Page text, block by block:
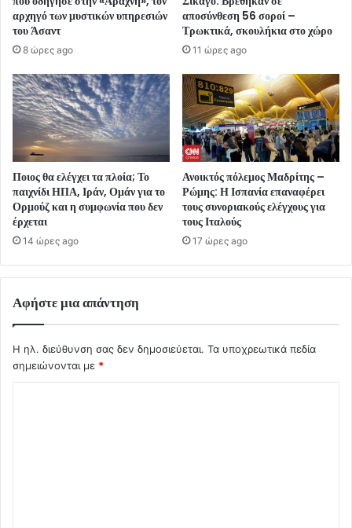
αρχηγό των μυστικών υπηρεσιών
του Άσαντ
8 ώρες ago
αποσύνθεση 56 σοροί –
Τρωκτικά, σκουλήκια στο χώρο
11 ώρες ago
Ποιος θα ελέγχει τα πλοία; Το
παιχνίδι ΗΠΑ, Ιράν, Ομάν για το
Ορμούζ και η συμφωνία που δεν
έρχεται
14 ώρες ago
Ανοικτός πόλεμος Μαδρίτης –
Ρώμης: Η Ισπανία επαναφέρει
τους συνοριακούς ελέγχους για
τους Ιταλούς
17 ώρες ago
Αφήστε μια απάντηση
Η ηλ. διεύθυνση σας δεν δημοσιεύεται. Τα υποχρεωτικά πεδία
σημειώνονται με *